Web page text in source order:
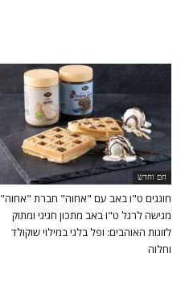
חם וחדש
חוגגים ט"ו באב עם "אחוה" חברת "אחוה"
מגישה לרגל ט"ו באב מתכון חגיגי ומתוק
לזוגות האוהבים: ופל בלגי במילוי שוקולד
וחלוה